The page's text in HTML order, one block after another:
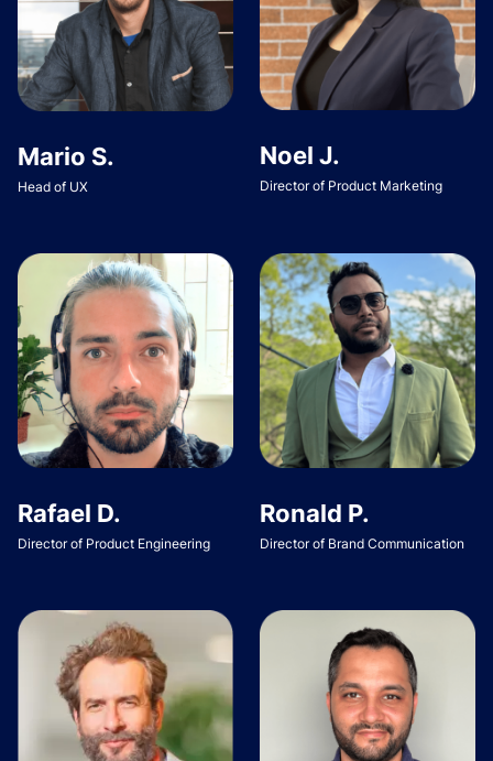
Mario S.
Head of UX
Noel J.
Director of Product Marketing
Rafael D.
Director of Product Engineering
Ronald P.
Director of Brand Communication